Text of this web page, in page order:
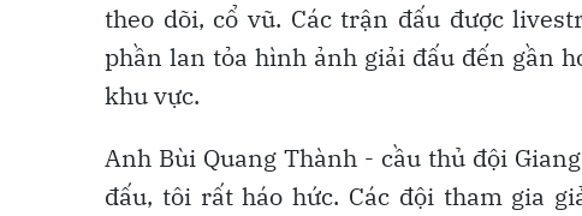
theo dõi, cổ vũ. Các trận đấu được
phần lan tỏa hình ảnh giải đấu đến gần
khu vực.
Anh Bùi Quang Thành - cầu thủ đội
đấu, tôi rất háo hức. Các đội tham gia